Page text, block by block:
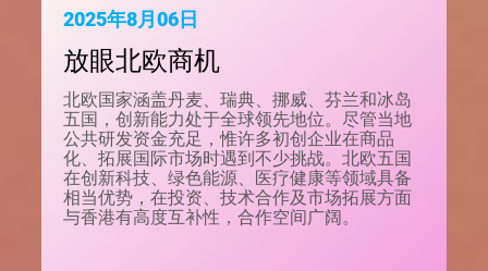
2025年8月06日
放眼北欧商机
北欧国家涵盖丹麦、瑞典、挪威、芬兰和冰岛
五国，创新能力处于全球领先地位。尽管当地
公共研发资金充足，惟许多初创企业在商品
化、拓展国际市场时遇到不少挑战。北欧五国
在创新科技、绿色能源、医疗健康等领域具备
相当优势，在投资、技术合作及市场拓展方面
与香港有高度互补性，合作空间广阔。